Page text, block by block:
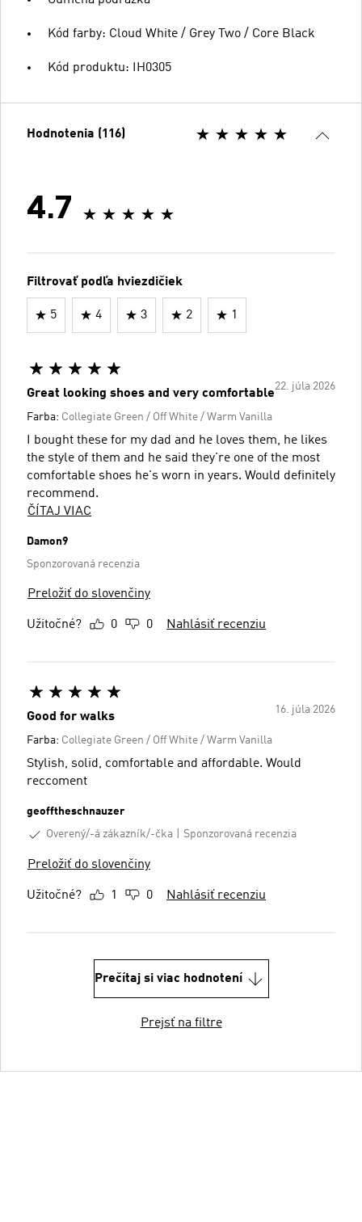
Kód farby: Cloud White / Grey Two / Core Black
Kód produktu: IH0305
Hodnotenia (116)
4.7
Filtrovať podľa hviezdičiek
5 4 3 2 1
22. júla 2026
Great looking shoes and very comfortable
Farba: Collegiate Green / Off White / Warm Vanilla
I bought these for my dad and he loves them, he likes
the style of them and he said they're one of the most
comfortable shoes he's worn in years. Would definitely
recommend.
ČÍTAJ VIAC
Damon9
Sponzorovaná recenzia
Preložiť do slovenčiny
Užitočné? 0 0 Nahlásiť recenziu
16. júla 2026
Good for walks
Farba: Collegiate Green / Off White / Warm Vanilla
Stylish, solid, comfortable and affordable. Would
reccoment
geofftheschnauzer
Overený/-á zákazník/-čka
Sponzorovaná recenzia
Preložiť do slovenčiny
Užitočné? 1 0 Nahlásiť recenziu
Prečítaj si viac hodnotení
Prejsť na filtre